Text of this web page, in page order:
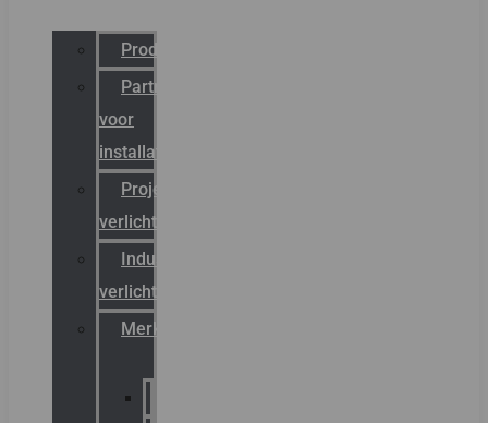
Productcatalogus
Partner
voor
installateurs
Projectreferenties
verlichting
Industriële
verlichting
Merken